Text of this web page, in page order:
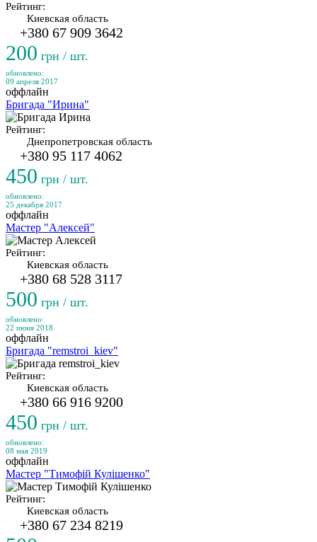
Рейтинг:
Киевская область
+380 67 909 3642
200 грн / шт.
обновлено:
09 апреля 2017
оффлайн
Бригада "Ирина"
Рейтинг:
Днепропетровская область
+380 95 117 4062
450 грн / шт.
обновлено:
25 декабря 2017
оффлайн
Мастер "Алексей"
Рейтинг:
Киевская область
+380 68 528 3117
500 грн / шт.
обновлено:
22 июня 2018
оффлайн
Бригада "remstroi_kiev"
Рейтинг:
Киевская область
+380 66 916 9200
450 грн / шт.
обновлено:
08 мая 2019
оффлайн
Мастер "Тимофій Кулішенко"
Рейтинг:
Киевская область
+380 67 234 8219